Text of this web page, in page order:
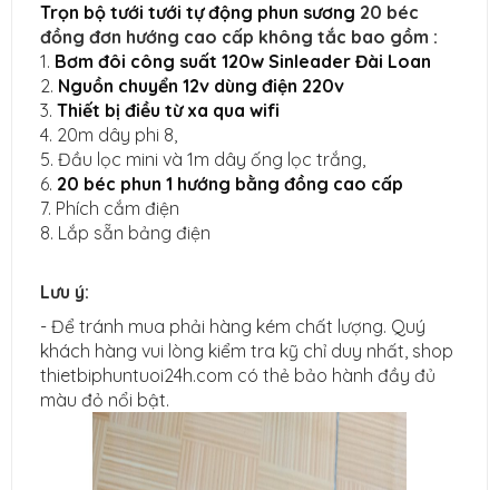
Trọn bộ tưới tưới tự động phun sương 20 béc
đồng đơn hướng cao cấp không tắc bao gồm :
1. Bơm đôi công suất 120w Sinleader Đài Loan
2. Nguồn chuyển 12v dùng điện 220v
3. Thiết bị điều từ xa qua wifi
4. 20m dây phi 8,
5. Đầu lọc mini và 1m dây ống lọc trắng,
6. 20 béc phun 1 hướng bằng đồng cao cấp
7. Phích cắm điện
8. Lắp sẵn bảng điện
Lưu ý:
- Để tránh mua phải hàng kém chất lượng. Quý
khách hàng vui lòng kiểm tra kỹ chỉ duy nhất, shop
thietbiphuntuoi24h.com có thẻ bảo hành đầy đủ
màu đỏ nổi bật.